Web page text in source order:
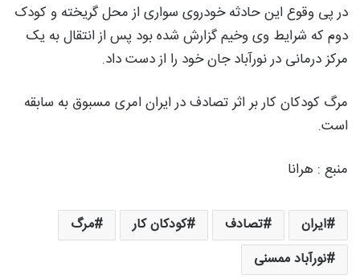
در پی وقوع این حادثه خودروی سواری از محل گریخته و کودک
دوم که شرایط وی وخیم گزارش شده بود پس از انتقال به یک
مرکز درمانی در نورآباد جان خود را از دست داد.
مرگ کودکان کار بر اثر تصادف در ایران امری مسبوق به سابقه
است.
منبع : هرانا
ایران تصادف کودکان کار
مرگ
نورآباد ممسنی